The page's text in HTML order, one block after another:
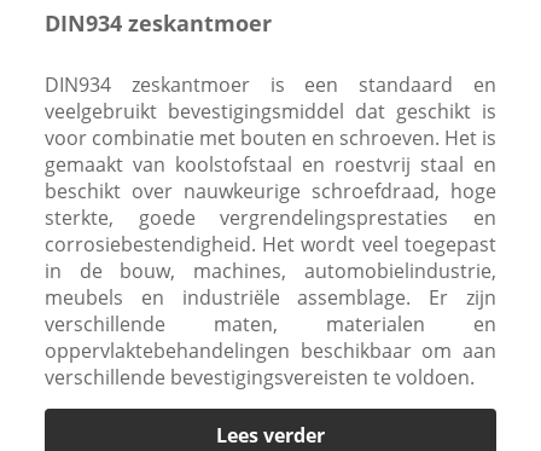
DIN934 zeskantmoer
DIN934 zeskantmoer is een standaard en
veelgebruikt bevestigingsmiddel dat geschikt is
voor combinatie met bouten en schroeven. Het is
gemaakt van koolstofstaal en roestvrij staal en
beschikt over nauwkeurige schroefdraad, hoge
sterkte, goede vergrendelingsprestaties en
corrosiebestendigheid. Het wordt veel toegepast
in de bouw, machines, automobielindustrie,
meubels en industriële assemblage. Er zijn
verschillende maten, materialen en
oppervlaktebehandelingen beschikbaar om aan
verschillende bevestigingsvereisten te voldoen.
Lees verder